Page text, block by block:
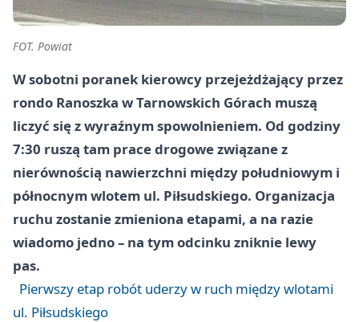
FOT. Powiat
W sobotni poranek kierowcy przejeżdżający przez
rondo Ranoszka w Tarnowskich Górach muszą
liczyć się z wyraźnym spowolnieniem. Od godziny
7:30 ruszą tam prace drogowe związane z
nierównością nawierzchni między południowym i
północnym wlotem ul. Piłsudskiego. Organizacja
ruchu zostanie zmieniona etapami, a na razie
wiadomo jedno – na tym odcinku zniknie lewy
pas.
Pierwszy etap robót uderzy w ruch między wlotami
ul. Piłsudskiego